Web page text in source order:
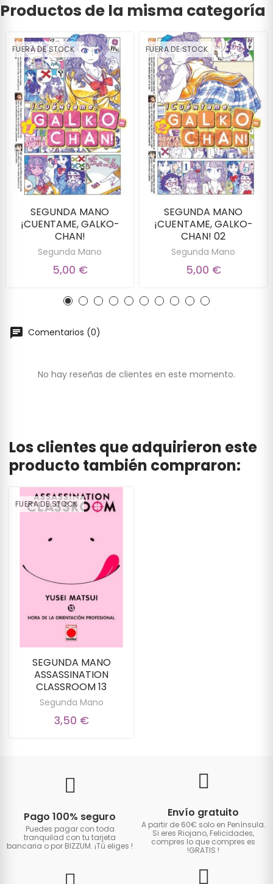
Productos de la misma categoría
FUERA DE STOCK
SEGUNDA MANO
¡CUENTAME, GALKO-
CHAN!
Segunda Mano
5,00 €
FUERA DE STOCK
SEGUNDA MANO
¡CUENTAME, GALKO-
CHAN! 02
Segunda Mano
5,00 €
Comentarios (0)
No hay reseñas de clientes en este momento.
Los clientes que adquirieron este
producto también compraron:
FUERA DE STOCK
SEGUNDA MANO
ASSASSINATION
CLASSROOM 13
Segunda Mano
3,50 €
Pago 100% seguro
Puedes pagar con toda
tranquilad con tu tarjeta
bancaria o por BIZZUM. ¡Tú eliges !
Envío gratuito
A partir de 60€ solo en Península.
Si eres Riojano, Felicidades,
compres lo que compres es
!GRATIS !